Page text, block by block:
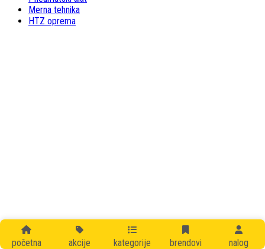
početna akcije kategorije brendovi nalog
Merna tehnika
HTZ oprema